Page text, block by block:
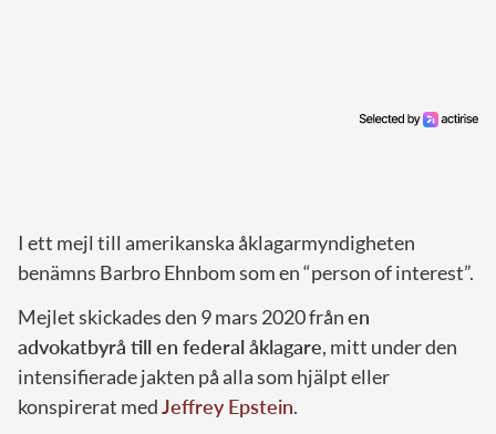
I ett mejl till amerikanska åklagarmyndigheten
benämns Barbro Ehnbom som en “person of interest”.
Mejlet skickades den 9 mars 2020 frånen
advokatbyrå till en federal åklagare, mitt under den
intensifierade jakten på alla som hjälpt eller
konspirerat medJeffrey Epstein.